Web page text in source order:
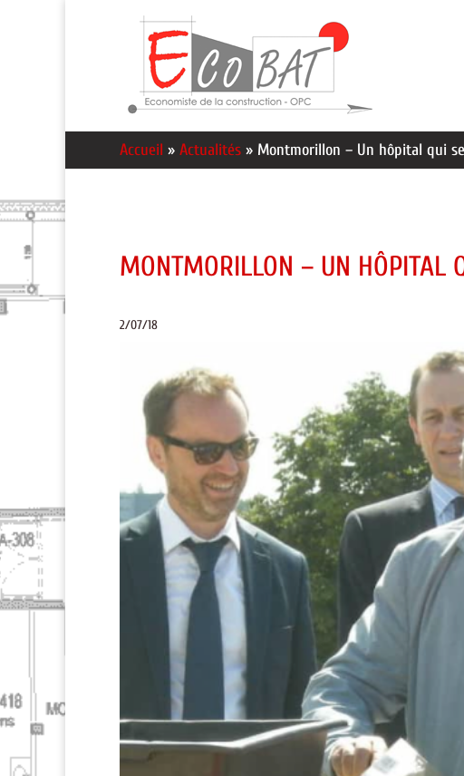
Accueil » Actualités » Montmorillon – Un hôpital qui
MONTMORILLON – UN HÔPITAL
2/07/18